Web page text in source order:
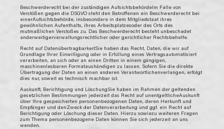
Beschwerderecht bei der zuständigen AufsichtsbehördeIm Falle von
Verstößen gegen die DSGVO steht den Betroffenen ein Beschwerderecht bei
einerAufsichtsbehörde, insbesondere in dem Mitgliedstaat ihres
gewöhnlichen Aufenthalts, ihres Arbeitsplatzesoder des Orts des
mutmaßlichen Verstoßes zu. Das Beschwerderecht besteht unbeschadet
anderweitigerverwaltungsrechtlicher oder gerichtlicher Rechtsbehelfe.
Recht auf DatenübertragbarkeitSie haben das Recht, Daten, die wir auf
Grundlage Ihrer Einwilligung oder in Erfüllung eines Vertragsautomatisiert
verarbeiten, an sich oder an einen Dritten in einem gängigen,
maschinenlesbaren Formataushändigen zu lassen. Sofern Sie die direkte
Übertragung der Daten an einen anderen Verantwortlichenverlangen, erfolgt
dies nur, soweit es technisch machbar ist.
Auskunft, Berichtigung und LöschungSie haben im Rahmen der geltenden
gesetzlichen Bestimmungen jederzeit das Recht auf unentgeltlicheAuskunft
über Ihre gespeicherten personenbezogenen Daten, deren Herkunft und
Empfänger und denZweck der Datenverarbeitung und ggf. ein Recht auf
Berichtigung oder Löschung dieser Daten. Hierzu sowiezu weiteren Fragen
zum Thema personenbezogene Daten können Sie sich jederzeit an uns
wenden.